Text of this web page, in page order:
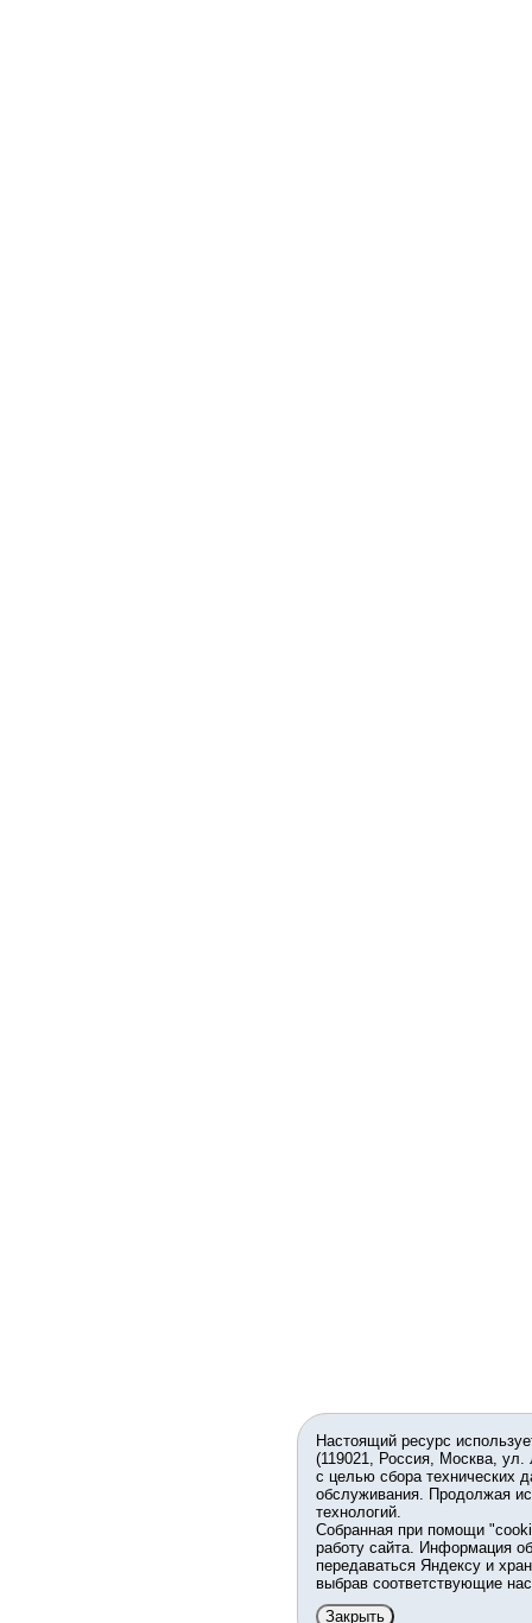
Настоящий ресурс
(119021, Россия, Москва,
с целью сбора технических
обслуживания. Продолжая
технологий.
Собранная при помощи
работу сайта. Информация
передаваться Яндексу и
выбрав соответствующие
Закрыть